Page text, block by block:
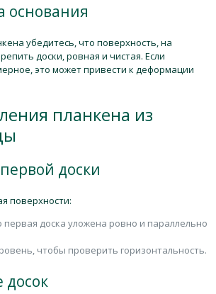
основания
убедитесь, что поверхность, на
доски, ровная и чистая. Если
это может привести к деформации
планкена из
доски
поверхности:
первая доска уложена ровно и параллельно
чтобы проверить горизонтальность.
досок